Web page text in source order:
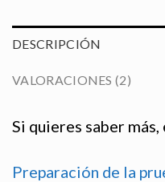
DESCRIPCIÓN
VALORACIONES (2)
Si quieres saber más,
Preparación de la